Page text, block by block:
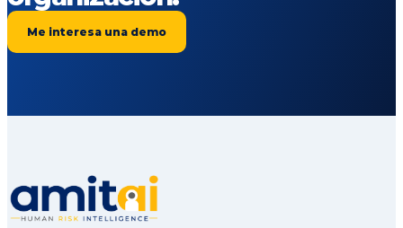
Me interesa una demo